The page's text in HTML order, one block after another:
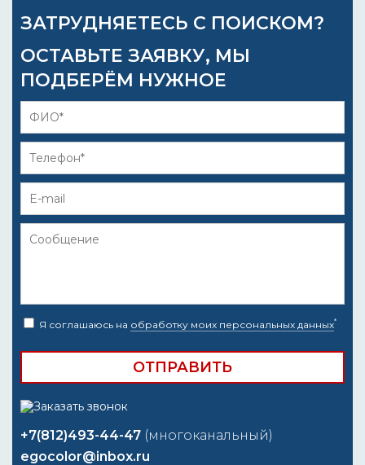
ЗАТРУДНЯЕТЕСЬ С ПОИСКОМ?
ОСТАВЬТЕ ЗАЯВКУ, МЫ
ПОДБЕРЁМ НУЖНОЕ
Я соглашаюсь на обработку моих персональных данных*
+7(812)493-44-47 (многоканальный)
egocolor@inbox.ru